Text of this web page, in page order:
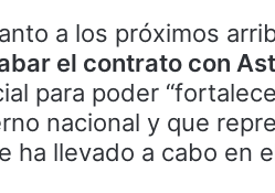
a los próximos
el contrato con
para poder
nacional y que
ha llevado a cabo en